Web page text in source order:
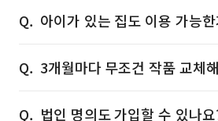
아이가 있는 집도 이용 가능
3개월마다 무조건 작품 교체
법인 명의도 가입할 수 있나